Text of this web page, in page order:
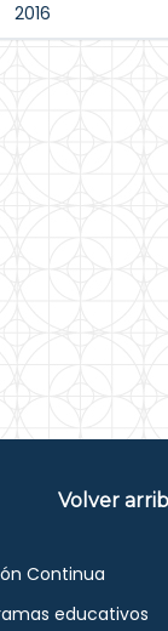
2016
Volver
Continua
educativos